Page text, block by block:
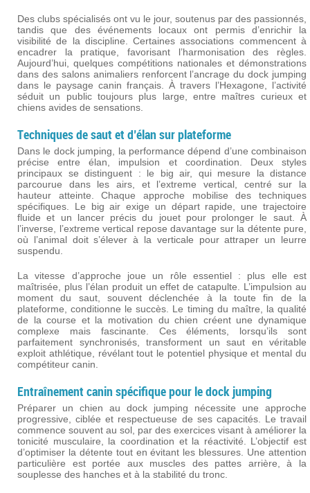
Des clubs spécialisés ont vu le jour, soutenus par des passionnés,
tandis que des événements locaux ont permis d’enrichir la
visibilité de la discipline. Certaines associations commencent à
encadrer la pratique, favorisant l’harmonisation des règles.
Aujourd’hui, quelques compétitions nationales et démonstrations
dans des salons animaliers renforcent l’ancrage du dock jumping
dans le paysage canin français. À travers l’Hexagone, l’activité
séduit un public toujours plus large, entre maîtres curieux et
chiens avides de sensations.
Techniques de saut et d’élan sur plateforme
Dans le dock jumping, la performance dépend d’une combinaison
précise entre élan, impulsion et coordination. Deux styles
principaux se distinguent : le big air, qui mesure la distance
parcourue dans les airs, et l’extreme vertical, centré sur la
hauteur atteinte. Chaque approche mobilise des techniques
spécifiques. Le big air exige un départ rapide, une trajectoire
fluide et un lancer précis du jouet pour prolonger le saut. À
l’inverse, l’extreme vertical repose davantage sur la détente pure,
où l’animal doit s’élever à la verticale pour attraper un leurre
suspendu.
La vitesse d’approche joue un rôle essentiel : plus elle est
maîtrisée, plus l’élan produit un effet de catapulte. L’impulsion au
moment du saut, souvent déclenchée à la toute fin de la
plateforme, conditionne le succès. Le timing du maître, la qualité
de la course et la motivation du chien créent une dynamique
complexe mais fascinante. Ces éléments, lorsqu’ils sont
parfaitement synchronisés, transforment un saut en véritable
exploit athlétique, révélant tout le potentiel physique et mental du
compétiteur canin.
Entraînement canin spécifique pour le dock jumping
Préparer un chien au dock jumping nécessite une approche
progressive, ciblée et respectueuse de ses capacités. Le travail
commence souvent au sol, par des exercices visant à améliorer la
tonicité musculaire, la coordination et la réactivité. L’objectif est
d’optimiser la détente tout en évitant les blessures. Une attention
particulière est portée aux muscles des pattes arrière, à la
souplesse des hanches et à la stabilité du tronc.